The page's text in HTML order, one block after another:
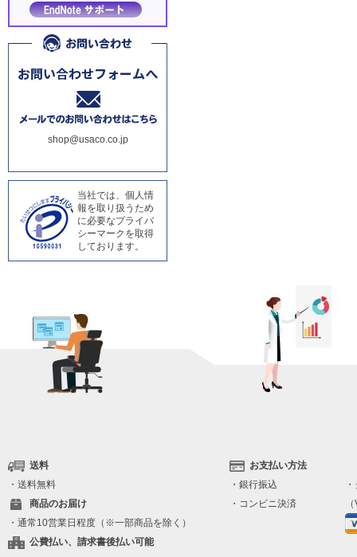
shop@usaco.co.jp
当社では、個人情
報を取り扱うため
に必要なプライバ
シーマークを取得
しております。
送料
・送料無料
商品のお届け
・通常10営業日程度（※一部商品を除く）
公費払い、請求書後払い可能
お支払い方法
・銀行振込
・コンビニ決済